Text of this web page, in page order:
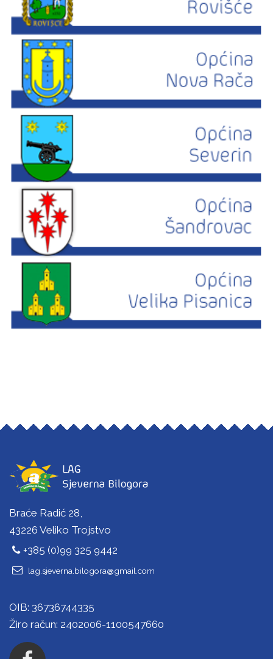
Braće Radić 28,
43226 Veliko Trojstvo
+385 (0)99 325 9442
lag.sjeverna.bilogora@gmail.com
OIB: 36736744335
Žiro račun: 2402006-1100547660